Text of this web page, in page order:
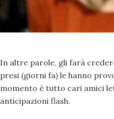
In altre parole, gli farà
presi (giorni fa) le hanno
momento è tutto cari amici
anticipazioni flash.